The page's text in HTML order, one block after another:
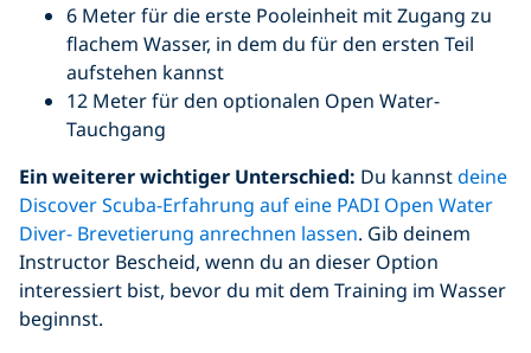
6 Meter für die erste Pooleinheit mit Zugang zu
flachem Wasser, in dem du für den ersten Teil
aufstehen kannst
12 Meter für den optionalen Open Water-
Tauchgang
Ein weiterer wichtiger Unterschied: Du kannstdeine
Discover Scuba-Erfahrung auf eine PADI Open Water
Diver- Brevetierung anrechnen lassen. Gib deinem
Instructor Bescheid, wenn du an dieser Option
interessiert bist, bevor du mit dem Training im Wasser
beginnst.